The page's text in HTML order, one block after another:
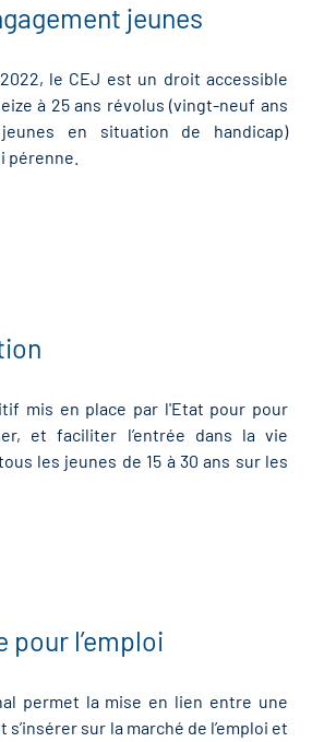
jeunes
le CEJ est un droit accessible
à 25 ans révolus (vingt-neuf ans
en situation de handicap)
pérenne.
mis en place par l'Etat pour pour
et faciliter l’entrée dans la vie
les jeunes de 15 à 30 ans sur les
pour l’emploi
permet la mise en lien entre une
sur la marché de l’emploi et